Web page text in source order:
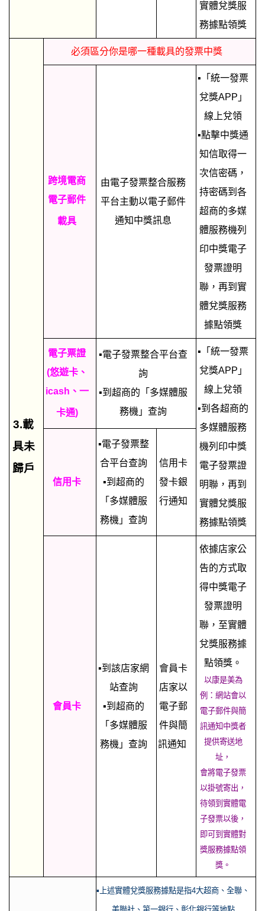
實體兌獎服
務據點領獎
3.載
具未
歸戶
必須區分你是哪一種載具的發票中獎
跨境電商
電子郵件
載具
由電子發票整合服務
平台主動以電子郵件
通知中獎訊息
▪「統一發票
兌獎APP」
線上兌領
▪點擊中獎通
知信取得一
次信密碼，
持密碼到各
超商的多媒
體服務機列
印中獎電子
發票證明
聯，再到實
體兌獎服務
據點領獎
電子票證
(悠遊卡、
icash、一
卡通)
▪電子發票整合平台查
詢
▪到超商的「多媒體服
務機」查詢
▪「統一發票
兌獎APP」
線上兌領
▪到各超商的
多媒體服務
機列印中獎
電子發票證
明聯，再到
實體兌獎服
務據點領獎
信用卡
▪電子發票整
合平台查詢
▪到超商的
「多媒體服
務機」查詢
信用卡
發卡銀
行通知
會員卡
▪到該店家網
站查詢
▪到超商的
「多媒體服
務機」查詢
會員卡
店家以
電子郵
件與簡
訊通知
依據店家公
告的方式取
得中獎電子
發票證明
聯，至實體
兌獎服務據
點領獎。
以康是美為
例：網站會以
電子郵件與簡
訊通知中獎者
提供寄送地
址，
會將電子發票
以掛號寄出，
待領到實體電
子發票以後，
即可到實體對
獎服務據點領
獎。
▪上述實體兌獎服務據點是指4大超商、全聯、